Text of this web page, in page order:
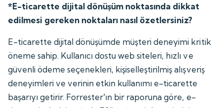
*E-ticarette dijital dönüşüm noktasında dikkat
edilmesi gereken noktaları nasıl özetlersiniz?
E-ticarette dijital dönüşümde müşteri deneyimi kritik
öneme sahip. Kullanıcı dostu web siteleri, hızlı ve
güvenli ödeme seçenekleri, kişiselleştirilmiş alışveriş
deneyimleri ve verinin etkin kullanımı e-ticarette
başarıyı getirir. Forrester'ın bir raporuna göre, e-